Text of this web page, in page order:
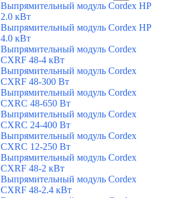
Выпрямительный модуль Cordex HP
2.0 кВт
Выпрямительный модуль Cordex HP
4.0 кВт
Выпрямительный модуль Cordex
CXRF 48-4 кВт
Выпрямительный модуль Cordex
CXRF 48-300 Вт
Выпрямительный модуль Cordex
CXRС 48-650 Вт
Выпрямительный модуль Cordex
CXRС 24-400 Вт
Выпрямительный модуль Cordex
CXRС 12-250 Вт
Выпрямительный модуль Cordex
CXRF 48-2 кВт
Выпрямительный модуль Cordex
CXRF 48-2.4 кВт